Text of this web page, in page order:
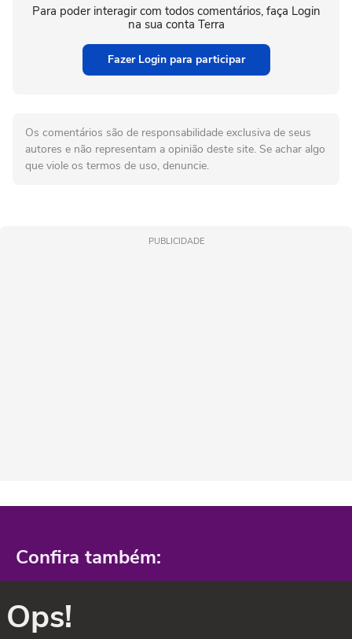
Para poder interagir com todos comentários, faça Login
na sua conta Terra
Fazer Login para participar
Os comentários são de responsabilidade exclusiva de seus
autores e não representam a opinião deste site. Se achar algo
que viole os termos de uso, denuncie.
PUBLICIDADE
Confira também:
Ops!